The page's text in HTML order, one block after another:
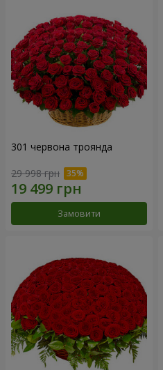
301 червона троянда
29 998 грн
Замовити